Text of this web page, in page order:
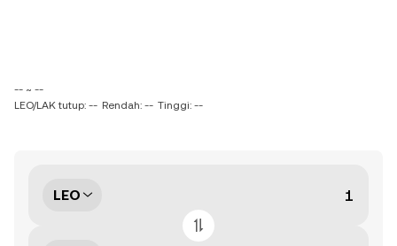
-- ~ --
LEO/LAK tutup: -- Rendah: -- Tinggi: --
LEO